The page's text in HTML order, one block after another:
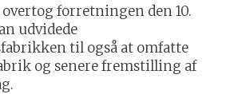
forretningen den 10.
udvidede
til også at omfatte
og senere fremstilling af